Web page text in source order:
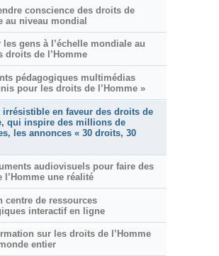
conscience des droits de
au niveau mondial
les gens à l’échelle mondiale au
droits de l’Homme
pédagogiques multimédias
pour les droits de l’Homme »
irrésistible en faveur des droits de
qui inspire des millions de
les annonces « 30 droits, 30
audiovisuels pour faire des
l’Homme une réalité
centre de ressources
interactif en ligne
sur les droits de l’Homme
entier